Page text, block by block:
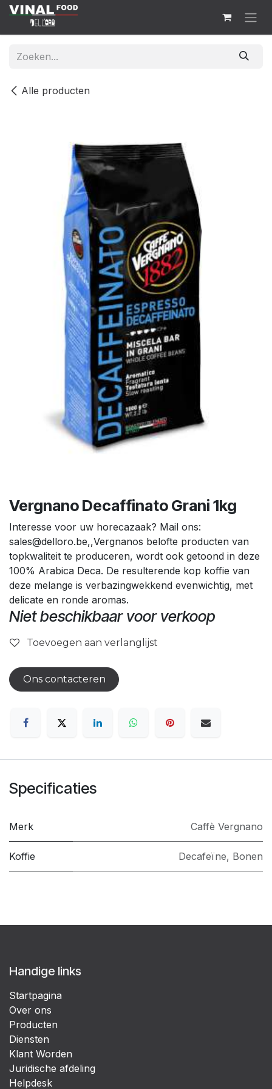
Overslaan naar inhoud
Alle producten
Vergnano Decaffinato Grani 1kg
Interesse voor uw horecazaak? Mail ons:
sales@delloro.be,,Vergnanos belofte producten van
topkwaliteit te produceren, wordt ook getoond in deze
100% Arabica Deca. De resulterende kop koffie van
deze melange is verbazingwekkend evenwichtig, met
delicate en ronde aromas.
Niet beschikbaar voor verkoop
Toevoegen aan verlanglijst
Ons contacteren
Specificaties
Merk Caffè Vergnano
Koffie Decafeïne, Bonen
Handige links
Startpagina
Over ons
Producten
Diensten
Klant Worden
Juridische afdeling
Helpdesk